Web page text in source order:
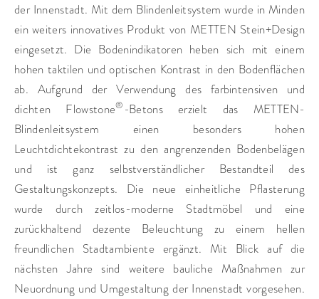
der Innenstadt. Mit dem Blindenleitsystem wurde in Minden
ein weiters innovatives Produkt von METTEN Stein+Design
eingesetzt. Die Bodenindikatoren heben sich mit einem
hohen taktilen und optischen Kontrast in den Bodenflächen
ab. Aufgrund der Verwendung des farbintensiven und
dichten Flowstone® -Betons erzielt das METTEN-
Blindenleitsystem einen besonders hohen
Leuchtdichtekontrast zu den angrenzenden Bodenbelägen
und ist ganz selbstverständlicher Bestandteil des
Gestaltungskonzepts. Die neue einheitliche Pflasterung
wurde durch zeitlos-moderne Stadtmöbel und eine
zurückhaltend dezente Beleuchtung zu einem hellen
freundlichen Stadtambiente ergänzt. Mit Blick auf die
nächsten Jahre sind weitere bauliche Maßnahmen zur
Neuordnung und Umgestaltung der Innenstadt vorgesehen.